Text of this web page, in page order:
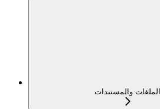
الملفات والمستندات